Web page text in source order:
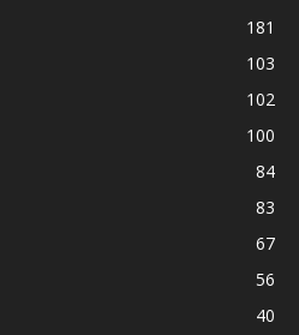
181
103
102
100
84
83
67
56
40